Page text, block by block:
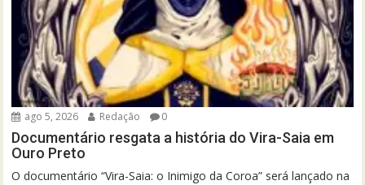
ago 5, 2026 Redação 0
Documentário resgata a história do Vira-Saia em
Ouro Preto
O documentário “Vira-Saia: o Inimigo da Coroa” será lançado na